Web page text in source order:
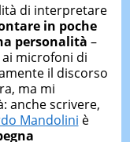
di interpretare
in poche
personalità –
microfoni di
il discorso
ma mi
anche scrivere,
Mandolini è